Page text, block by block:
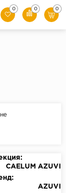
0 0 0
CAELUM AZUVI
AZUVI